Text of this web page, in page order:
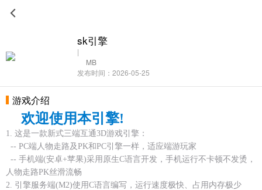
sk引擎
|
MB
发布时间：2026-05-25
游戏介绍
欢迎使用本引擎!
1. 这是一款新式三端互通3D游戏引擎：
-- PC端人物走路及PK和PC引擎一样，适应端游玩家
-- 手机端(安卓+苹果)采用原生C语言开发，手机运行不卡顿不发烫，
人物走路PK丝滑流畅
2. 引擎服务端(M2)使用C语言编写，运行速度极快、占用内存极少